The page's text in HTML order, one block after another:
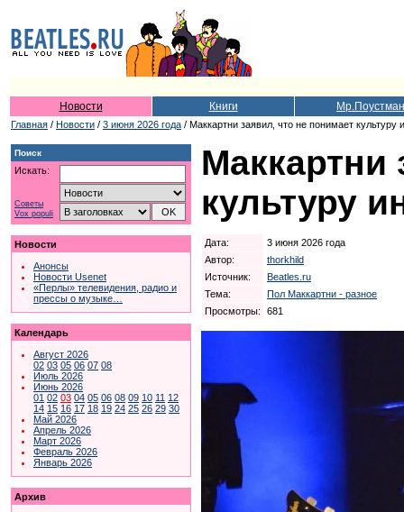
Новости Книги Мр.Поустман
Главная / Новости / 3 июня 2026 года / Маккартни заявил, что не понимает
Поиск
Искать:
Советы
Vox populi
Новости
Анонсы
Новости Usenet
«Перлы» телевидения, радио и
прессы о музыке…
Календарь
Август 2026
02 03 05 06 07 08
Июль 2026
Июнь 2026
01 02 03 04 05 06 08 09 10 11 12
14 15 16 17 18 19 24 25 26 29 30
Май 2026
Апрель 2026
Март 2026
Февраль 2026
Январь 2026
Архив
Маккартни
культуру
Дата:
3 июня 2026 года
Автор:
thorkhild
Источник:
Beatles.ru
Тема:
Пол Маккартни - разное
Просмотры:
681